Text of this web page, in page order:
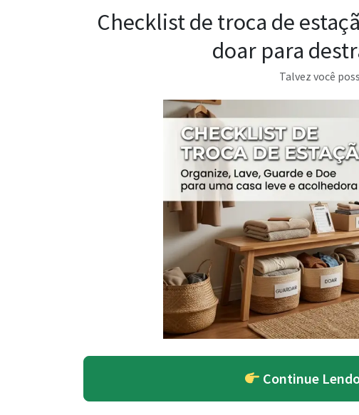
Checklist de troca de
doar para
Talvez você
Continue